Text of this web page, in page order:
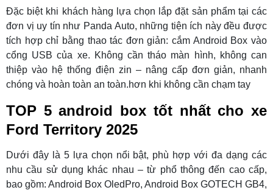
Đặc biệt khi khách hàng lựa chọn lắp đặt sản phẩm tại các
đơn vị uy tín như Panda Auto, những tiện ích này đều được
tích hợp chỉ bằng thao tác đơn giản: cắm Android Box vào
cổng USB của xe. Không cần tháo màn hình, không can
thiệp vào hệ thống điện zin – nâng cấp đơn giản, nhanh
chóng và hoàn toàn an toàn.hơn khi không cần chạm tay
TOP 5 android box tốt nhất cho xe
Ford Territory 2025
Dưới đây là 5 lựa chọn nổi bật, phù hợp với đa dạng các
nhu cầu sử dụng khác nhau – từ phổ thông đến cao cấp,
bao gồm: Android Box OledPro, Android Box GOTECH GB4,